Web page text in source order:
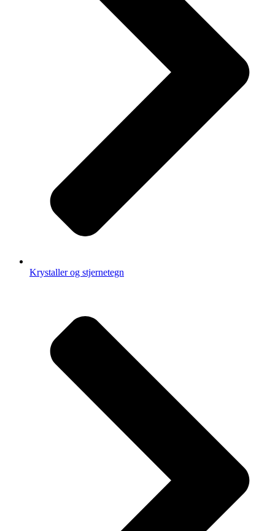
Krystaller og stjernetegn